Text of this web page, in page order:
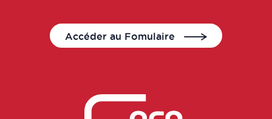
BIO-STATISTICIEN
Chargé accès au marché
Accéder au Fomulaire